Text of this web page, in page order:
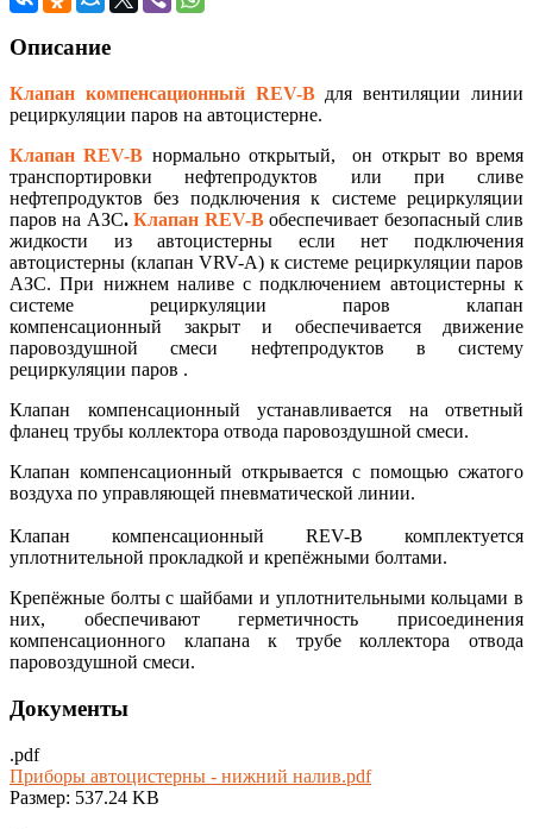
Описание
Клапан компенсационный REV-Bдля вентиляции линии
рециркуляции паров на автоцистерне.
Клапан REV-B нормально открытый, он открыт во время
транспортировки нефтепродуктов или при сливе
нефтепродуктов без подключения к системе рециркуляции
паров на АЗС.Клапан REV-Bобеспечивает безопасный слив
жидкости из автоцистерны если нет подключения
автоцистерны (клапан VRV-A) к системе рециркуляции паров
АЗС. При нижнем наливе с подключением автоцистерны к
системе рециркуляции паров клапан
компенсационный закрыт и обеспечивается движение
паровоздушной смеси нефтепродуктов в систему
рециркуляции паров .
Клапан компенсационный устанавливается на ответный
фланец трубы коллектора отвода паровоздушной смеси.
Клапан компенсационный открывается с помощью сжатого
воздуха по управляющей пневматической линии.
Клапан компенсационный REV-B комплектуется
уплотнительной прокладкой и крепёжными болтами.
Крепёжные болты сшайбами и уплотнительными кольцами в
них, обеспечивают герметичность присоединения
компенсационного клапана к трубе коллектора отвода
паровоздушной смеси.
Документы
.pdf
Приборы автоцистерны - нижний налив.pdf
Размер: 537.24 KB